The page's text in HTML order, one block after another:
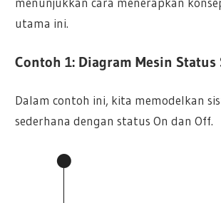
utama ini.
Contoh 1: Diagram Mesin Status
Dalam contoh ini, kita memodelkan
sederhana dengan status On dan Off.